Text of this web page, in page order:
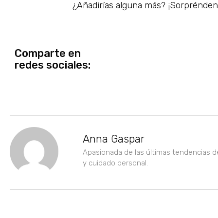
¿Añadirías alguna más?
Comparte en
redes sociales:
Anna Gaspar
Apasionada de las últimas tendencias
y cuidado personal.